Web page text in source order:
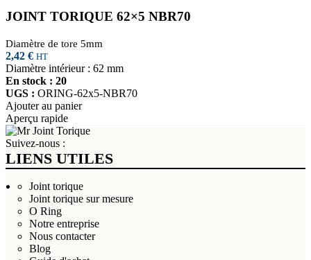
JOINT TORIQUE 62×5 NBR70
Diamètre de tore 5mm
2,42 € HT
Diamètre intérieur : 62 mm
En stock : 20
UGS : ORING-62x5-NBR70
Ajouter au panier
Aperçu rapide
Suivez-nous :
LIENS UTILES
Joint torique
Joint torique sur mesure
O Ring
Notre entreprise
Nous contacter
Blog